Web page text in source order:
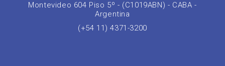
Montevideo 604 Piso 5º - (C1019ABN) - CABA -
Argentina
(+54 11) 4371-3200